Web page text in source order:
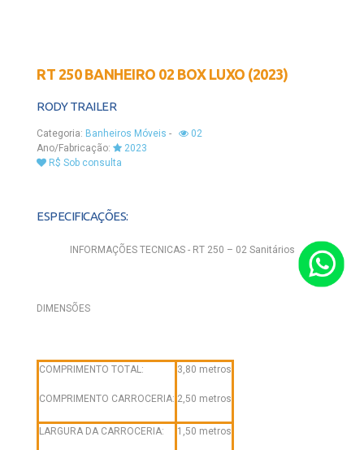
RT 250 BANHEIRO 02 BOX LUXO (2023)
RODY TRAILER
Categoria: Banheiros Móveis -
02
Ano/Fabricação:
2023
R$ Sob consulta
ESPECIFICAÇÕES:
INFORMAÇÕES TECNICAS - RT 250 – 02 Sanitários
DIMENSÕES
COMPRIMENTO TOTAL:
COMPRIMENTO CARROCERIA:
3,80 metros
2,50 metros
LARGURA DA CARROCERIA: 1,50 metros